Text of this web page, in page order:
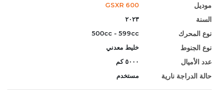
موديل GSXR 600
السنة ٢٠٢٣
نوع المحرك 500cc - 599cc
نوع الجنوط خليط معدني
عدد الأميال ٥٠٠٠ كم
حالة الدراجة نارية مستخدم